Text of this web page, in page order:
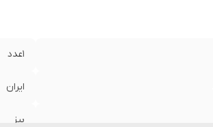
1عدد
ایران
بیز